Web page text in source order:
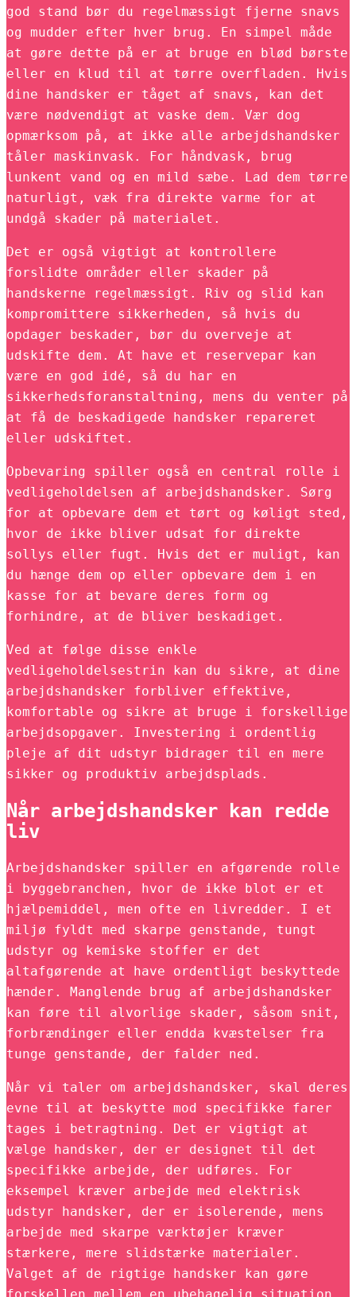
god stand bør du regelmæssigt fjerne snavs
og mudder efter hver brug. En simpel måde
at gøre dette på er at bruge en blød børste
eller en klud til at tørre overfladen. Hvis
dine handsker er tåget af snavs, kan det
være nødvendigt at vaske dem. Vær dog
opmærksom på, at ikke alle arbejdshandsker
tåler maskinvask. For håndvask, brug
lunkent vand og en mild sæbe. Lad dem tørre
naturligt, væk fra direkte varme for at
undgå skader på materialet.
Det er også vigtigt at kontrollere
forslidte områder eller skader på
handskerne regelmæssigt. Riv og slid kan
kompromittere sikkerheden, så hvis du
opdager beskader, bør du overveje at
udskifte dem. At have et reservepar kan
være en god idé, så du har en
sikkerhedsforanstaltning, mens du venter på
at få de beskadigede handsker repareret
eller udskiftet.
Opbevaring spiller også en central rolle i
vedligeholdelsen af arbejdshandsker. Sørg
for at opbevare dem et tørt og køligt sted,
hvor de ikke bliver udsat for direkte
sollys eller fugt. Hvis det er muligt, kan
du hænge dem op eller opbevare dem i en
kasse for at bevare deres form og
forhindre, at de bliver beskadiget.
Ved at følge disse enkle
vedligeholdelsestrin kan du sikre, at dine
arbejdshandsker forbliver effektive,
komfortable og sikre at bruge i forskellige
arbejdsopgaver. Investering i ordentlig
pleje af dit udstyr bidrager til en mere
sikker og produktiv arbejdsplads.
Når arbejdshandsker kan redde
liv
Arbejdshandsker spiller en afgørende rolle
i byggebranchen, hvor de ikke blot er et
hjælpemiddel, men ofte en livredder. I et
miljø fyldt med skarpe genstande, tungt
udstyr og kemiske stoffer er det
altafgørende at have ordentligt beskyttede
hænder. Manglende brug af arbejdshandsker
kan føre til alvorlige skader, såsom snit,
forbrændinger eller endda kvæstelser fra
tunge genstande, der falder ned.
Når vi taler om arbejdshandsker, skal deres
evne til at beskytte mod specifikke farer
tages i betragtning. Det er vigtigt at
vælge handsker, der er designet til det
specifikke arbejde, der udføres. For
eksempel kræver arbejde med elektrisk
udstyr handsker, der er isolerende, mens
arbejde med skarpe værktøjer kræver
stærkere, mere slidstærke materialer.
Valget af de rigtige handsker kan gøre